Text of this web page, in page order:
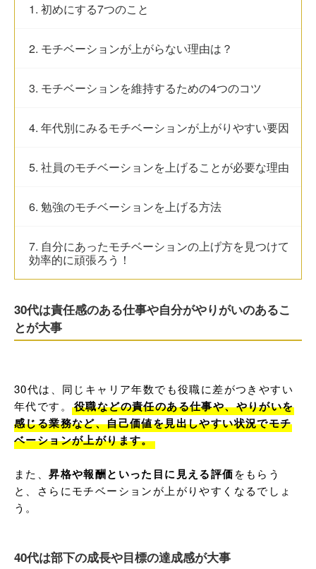
1. 初めにする7つのこと
2. モチベーションが上がらない理由は？
3. モチベーションを維持するための4つのコツ
4. 年代別にみるモチベーションが上がりやすい要因
5. 社員のモチベーションを上げることが必要な理由
6. 勉強のモチベーションを上げる方法
7. 自分にあったモチベーションの上げ方を見つけて
効率的に頑張ろう！
30代は責任感のある仕事や自分がやりがいのあるこ
とが大事
30代は、同じキャリア年数でも役職に差がつきやすい
年代です。
役職などの責任のある仕事や、やりがいを
感じる業務など、自己価値を見出しやすい状況でモチ
ベーションが上がります。
また、昇格や報酬といった目に見える評価をもらう
と、さらにモチベーションが上がりやすくなるでしょ
う。
40代は部下の成長や目標の達成感が大事